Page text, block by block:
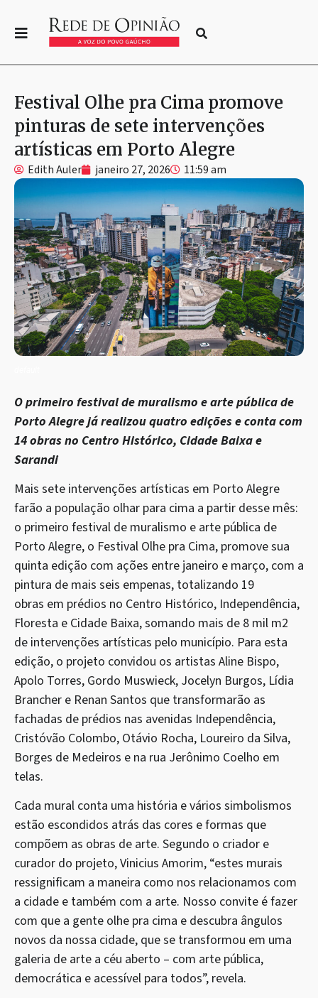
Festival Olhe pra Cima promove
pinturas de sete intervenções
artísticas em Porto Alegre
Edith Auler janeiro 27, 2026 11:59 am
O primeiro festival de muralismo e arte pública de
Porto Alegre já realizou quatro ediçõese conta com
14 obras no Centro Histórico, Cidade Baixa e
Sarandi
Mais sete intervenções artísticas em Porto Alegre
farão a população olhar para cima a partir desse mês:
o primeiro festival de muralismo e arte pública de
Porto Alegre, o Festival Olhe pra Cima, promove sua
quinta edição com ações entre janeiro e março, com a
pintura de mais seis empenas, totalizando 19
obras em prédios no Centro Histórico, Independência,
Floresta e Cidade Baixa, somando mais de 8 mil m2
de intervenções artísticas pelo município. Para esta
edição, o projeto convidou os artistas Aline Bispo,
Apolo Torres, Gordo Muswieck, Jocelyn Burgos, Lídia
Brancher e Renan Santos que transformarão as
fachadas de prédios nas avenidas Independência,
Cristóvão Colombo, Otávio Rocha, Loureiro da Silva,
Borges de Medeiros e na rua Jerônimo Coelho em
telas.
Cada mural conta uma história e vários simbolismos
estão escondidos atrás das cores e formas que
compõem as obras de arte. Segundo o criador e
curador do projeto, Vinicius Amorim, “estes murais
ressignificam a maneira como nos relacionamos com
a cidade e também com a arte. Nosso convite é fazer
com que a gente olhe pra cima e descubra ângulos
novos da nossa cidade, que se transformou em uma
galeria de arte a céu aberto – com arte pública,
democrática e acessível para todos”, revela.